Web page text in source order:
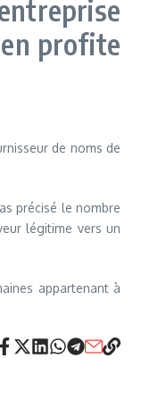
profite
de noms de
précisé le nombre
légitime vers un
appartenant à